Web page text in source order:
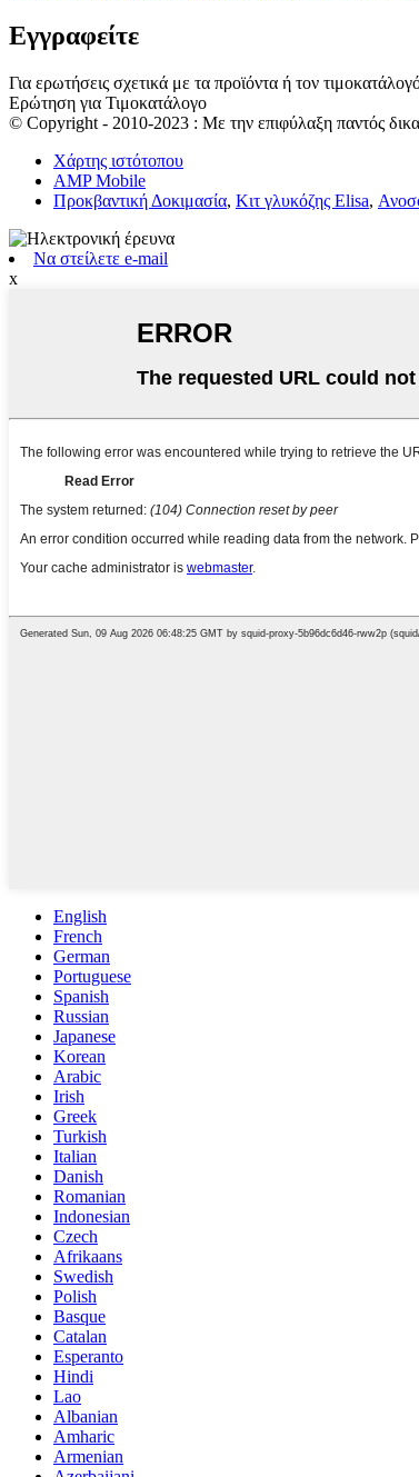
Εγγραφείτε
Για ερωτήσεις σχετικά με τα προϊόντα ή τον
Ερώτηση για Τιμοκατάλογο
© Copyright - 2010-2023 : Με την επιφύλαξη παντός
Χάρτης ιστότοπου
AMP Mobile
Προκβαντική Δοκιμασία, Κιτ γλυκόζης Elisa,
Να στείλετε e-mail
x
English
French
German
Portuguese
Spanish
Russian
Japanese
Korean
Arabic
Irish
Greek
Turkish
Italian
Danish
Romanian
Indonesian
Czech
Afrikaans
Swedish
Polish
Basque
Catalan
Esperanto
Hindi
Lao
Albanian
Amharic
Armenian